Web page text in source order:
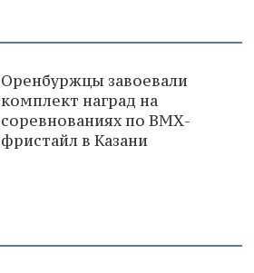
Оренбуржцы завоевали
комплект наград на
соревнованиях по ВМХ-
фристайл в Казани